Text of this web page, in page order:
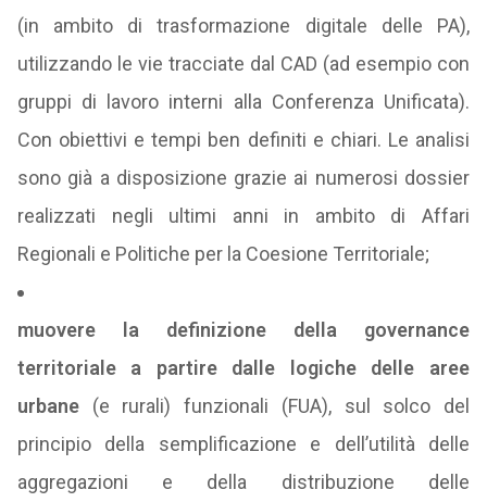
(in ambito di trasformazione digitale delle PA),
utilizzando le vie tracciate dal CAD (ad esempio con
gruppi di lavoro interni alla Conferenza Unificata).
Con obiettivi e tempi ben definiti e chiari. Le analisi
sono già a disposizione grazie ai numerosi dossier
realizzati negli ultimi anni in ambito di Affari
Regionali e Politiche per la Coesione Territoriale;
muovere la definizione della governance
territoriale a partire dalle logiche delle aree
urbane(e rurali) funzionali (FUA), sul solco del
principio della semplificazione e dell’utilità delle
aggregazioni e della distribuzione delle